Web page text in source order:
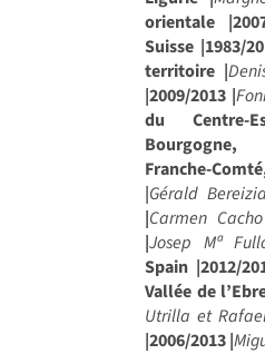
orientale
Suisse |1983/
territoire |
|2009/2013 |
du Centre-
Bourgogne,
Franche-
|Gérald
|Carmen Cacho
|Josep Mª
Spain |2012/
Vallée de
Utrilla et
|2006/2013 |